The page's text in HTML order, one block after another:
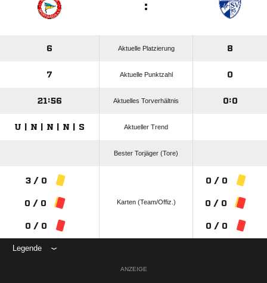
:
6 Aktuelle Platzierung 8
7 Aktuelle Punktzahl 0
21:56 Aktuelles Torverhältnis 0:0
U | N | N | N | S Aktueller Trend
Bester Torjäger (Tore)
3 / 0
0 / 0
0 / 0
Karten (Team/Offiz.)
0 / 0
0 / 0
0 / 0
Legende
ANZEIGE